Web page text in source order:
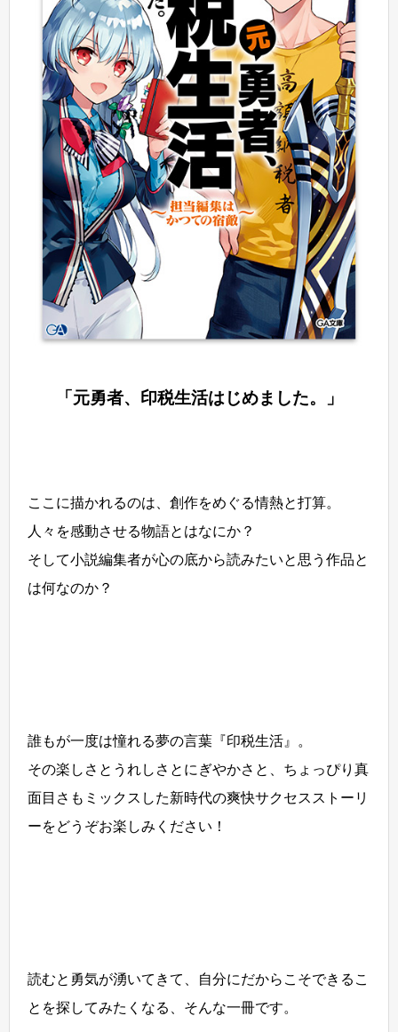
「元勇者、印税生活はじめました。」
ここに描かれるのは、創作をめぐる情熱と打算。
人々を感動させる物語とはなにか？
そして小説編集者が心の底から読みたいと思う作品と
は何なのか？
誰もが一度は憧れる夢の言葉『印税生活』。
その楽しさとうれしさとにぎやかさと、ちょっぴり真
面目さもミックスした新時代の爽快サクセスストーリ
ーをどうぞお楽しみください！
読むと勇気が湧いてきて、自分にだからこそできるこ
とを探してみたくなる、そんな一冊です。